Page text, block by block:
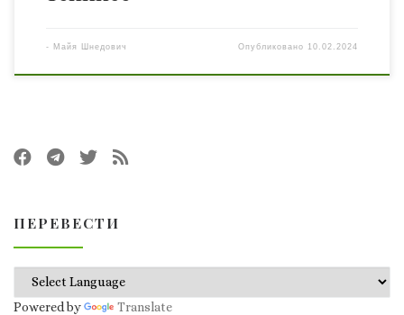
- Maйя Шнедович Опубликовано 10.02.2024
ПЕРЕВЕСТИ
Powered by Translate